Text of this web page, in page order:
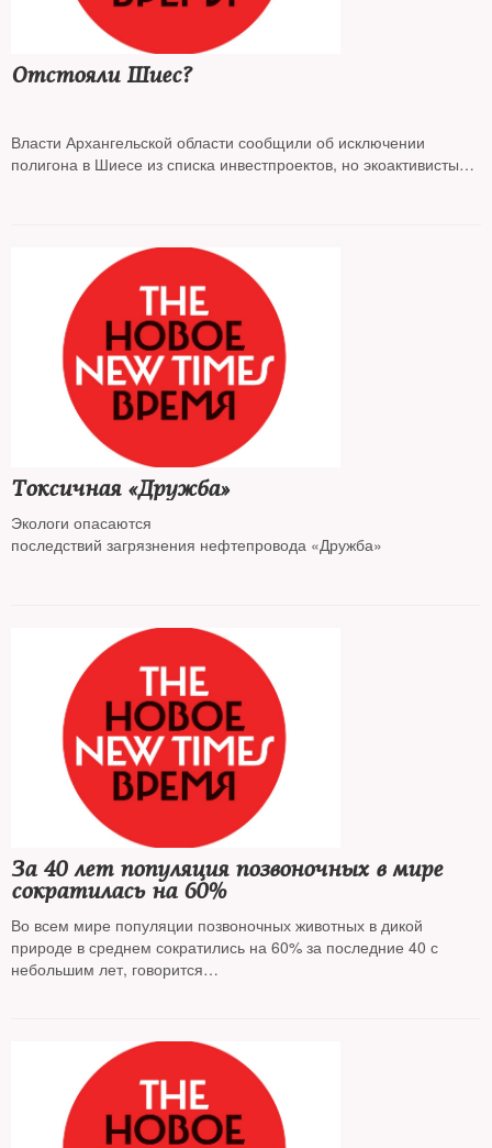
Отстояли Шиес?
Власти Архангельской области сообщили об исключении
полигона в Шиесе из списка инвестпроектов, но экоактивисты
Токсичная «Дружба»
Экологи опасаются
последствий загрязнения нефтепровода «Дружба»
За 40 лет популяция позвоночных в мире
сократилась на 60%
Во всем мире популяции позвоночных животных в дикой
природе в среднем сократились на 60% за последние 40 с
небольшим лет, говорится